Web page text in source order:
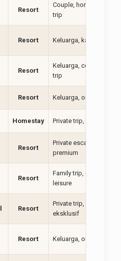
Resort
Couple, honeymoon,
trip
Resort Keluarga, kantor, short
Resort
Keluarga, corporate,
trip
Resort Keluarga, outing, santai
Homestay Private trip, keluarga,
Resort
Private escape, couple,
premium
Resort
Family trip, outing,
leisure
Resort
Private trip, keluarga,
eksklusif
Resort Keluarga, outing,